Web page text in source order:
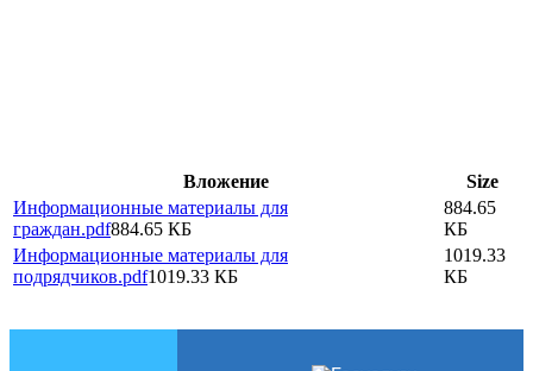
Вложение
Size
Информационные материалы для
граждан.pdf884.65 КБ
884.65
КБ
Информационные материалы для
подрядчиков.pdf1019.33 КБ
1019.33
КБ